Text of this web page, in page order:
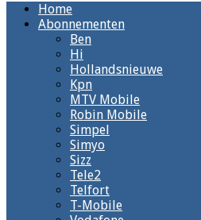
Home
Abonnementen
Ben
Hi
Hollandsnieuwe
Kpn
MTV Mobile
Robin Mobile
Simpel
Simyo
Sizz
Tele2
Telfort
T-Mobile